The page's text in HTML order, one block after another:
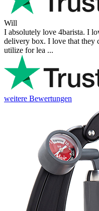
Will
I absolutely love 4barista. I
delivery box. I love that they
utilize for lea ...
weitere Bewertungen